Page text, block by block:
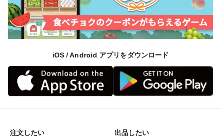
iOS / Android アプリをダウンロード
注文したい 出品したい